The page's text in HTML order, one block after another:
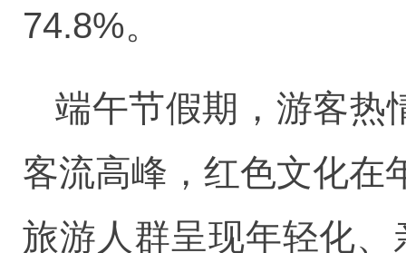
74.8%。
端午节假期，游客热
客流高峰，红色文化在
旅游人群呈现年轻化